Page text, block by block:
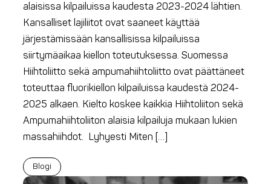
alaisissa kilpailuissa kaudesta 2023-2024 lähtien.
Kansalliset lajiliitot ovat saaneet käyttää
järjestämissään kansallisissa kilpailuissa
siirtymäaikaa kiellon toteutuksessa. Suomessa
Hiihtoliitto sekä ampumahiihtoliitto ovat päättäneet
toteuttaa fluorikiellon kilpailuissa kaudestä 2024-
2025 alkaen. Kielto koskee kaikkia Hiihtoliiton sekä
Ampumahiihtoliiton alaisia kilpailuja mukaan lukien
massahiihdot. Lyhyesti Miten […]
Blogi